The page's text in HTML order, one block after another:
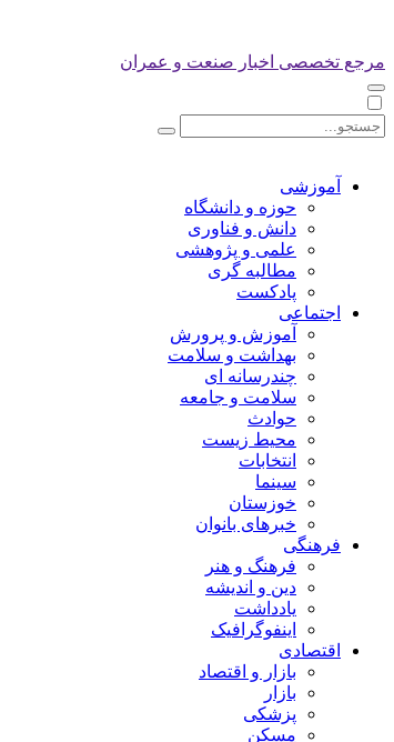
مرجع تخصصی اخبار صنعت و عمران
آموزشی
حوزه و دانشگاه
دانش و فناوری
علمی و پژوهشی
مطالبه گری
پادکست
اجتماعی
آموزش و پرورش
بهداشت و سلامت
چندرسانه ای
سلامت و جامعه
حوادث
محیط زیست
انتخابات
سینما
خوزستان
خبرهای بانوان
فرهنگی
فرهنگ و هنر
دین و اندیشه
یادداشت
اینفوگرافیک
اقتصادی
بازار و اقتصاد
بازار
پزشکی
مسکن